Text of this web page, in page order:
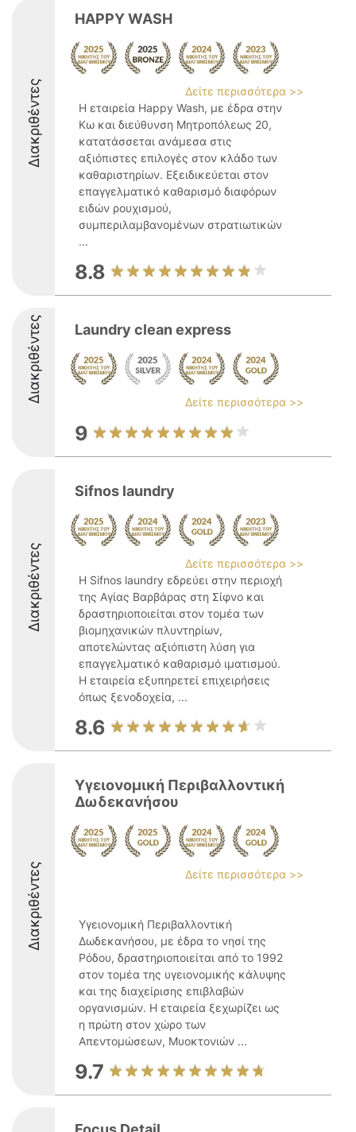
Διακριθέντες
HAPPY WASH
Δείτε περισσότερα >>
Η εταιρεία Happy Wash, με έδρα στην
Κω και διεύθυνση Μητροπόλεως 20,
κατατάσσεται ανάμεσα στις
αξιόπιστες επιλογές στον κλάδο των
καθαριστηρίων. Εξειδικεύεται στον
επαγγελματικό καθαρισμό διαφόρων
ειδών ρουχισμού,
συμπεριλαμβανομένων στρατιωτικών
...
8.8
Διακριθέντες Laundry clean express
Δείτε περισσότερα >>
9
Διακριθέντες
Sifnos laundry
Δείτε περισσότερα >>
Η Sifnos laundry εδρεύει στην περιοχή
της Αγίας Βαρβάρας στη Σίφνο και
δραστηριοποιείται στον τομέα των
βιομηχανικών πλυντηρίων,
αποτελώντας αξιόπιστη λύση για
επαγγελματικό καθαρισμό ιματισμού.
Η εταιρεία εξυπηρετεί επιχειρήσεις
όπως ξενοδοχεία, ...
8.6
Διακριθέντες
Υγειονομική Περιβαλλοντική
Δωδεκανήσου
Δείτε περισσότερα >>
Υγειονομική Περιβαλλοντική
Δωδεκανήσου, με έδρα το νησί της
Ρόδου, δραστηριοποιείται από το 1992
στον τομέα της υγειονομικής κάλυψης
και της διαχείρισης επιβλαβών
οργανισμών. Η εταιρεία ξεχωρίζει ως
η πρώτη στον χώρο των
Απεντομώσεων, Μυοκτονιών ...
9.7